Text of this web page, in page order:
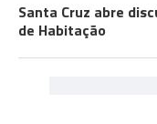
Santa Cruz abre
de Habitação